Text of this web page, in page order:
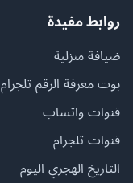
روابط مفيدة
ضيافة منزلية
بوت معرفة الرقم تلجرام
قنوات واتساب
قنوات تلجرام
التاريخ الهجري اليوم